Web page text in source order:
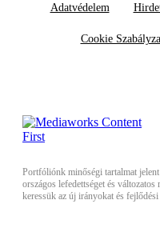
Adatvédelem
Cookie
Portfóliónk minőségi tartalmat
országos lefedettséget és
keressük az új irányokat és